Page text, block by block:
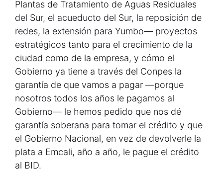
Plantas de Tratamiento de Aguas Residuales
del Sur, el acueducto del Sur, la reposición de
redes, la extensión para Yumbo— proyectos
estratégicos tanto para el crecimiento de la
ciudad como de la empresa, y cómo el
Gobierno ya tiene a través del Conpes la
garantía de que vamos a pagar —porque
nosotros todos los años le pagamos al
Gobierno— le hemos pedido que nos dé
garantía soberana para tomar el crédito y que
el Gobierno Nacional, en vez de devolverle la
plata a Emcali, año a año, le pague el crédito
al BID.